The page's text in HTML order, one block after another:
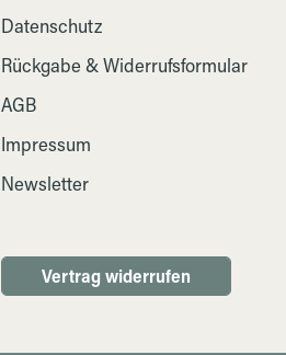
Datenschutz
Rückgabe & Widerrufsformular
AGB
Impressum
Newsletter
Vertrag widerrufen